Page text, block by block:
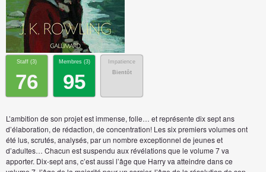
Staff (3)
76
Membres (3)
95
Impatience
Bientôt
L’ambition de son projet est immense, folle… et représente dix sept ans
d’élaboration, de rédaction, de concentration! Les six premiers volumes ont
été lus, scrutés, analysés, par un nombre exceptionnel de jeunes et
d’adultes… Chacun est suspendu aux révélations que le volume 7 va
apporter. Dix-sept ans, c’est aussi l’âge que Harry va atteindre dans ce